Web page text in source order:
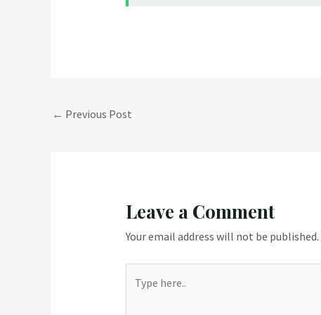
Post
← Previous Post
Leave a Comment
Your email address will not be published.
here..